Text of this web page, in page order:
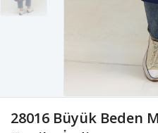
28016 Büyük Beden